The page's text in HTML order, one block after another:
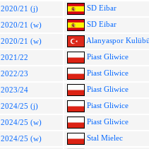
2020/21 (j)
SD Eibar
2020/21 (w)
SD Eibar
2020/21 (w)
Alanyaspor
2021/22
Piast Gliwice
2022/23
Piast Gliwice
2023/24
Piast Gliwice
2024/25 (j)
Piast Gliwice
2024/25 (w)
Piast Gliwice
2024/25 (w)
Stal Mielec